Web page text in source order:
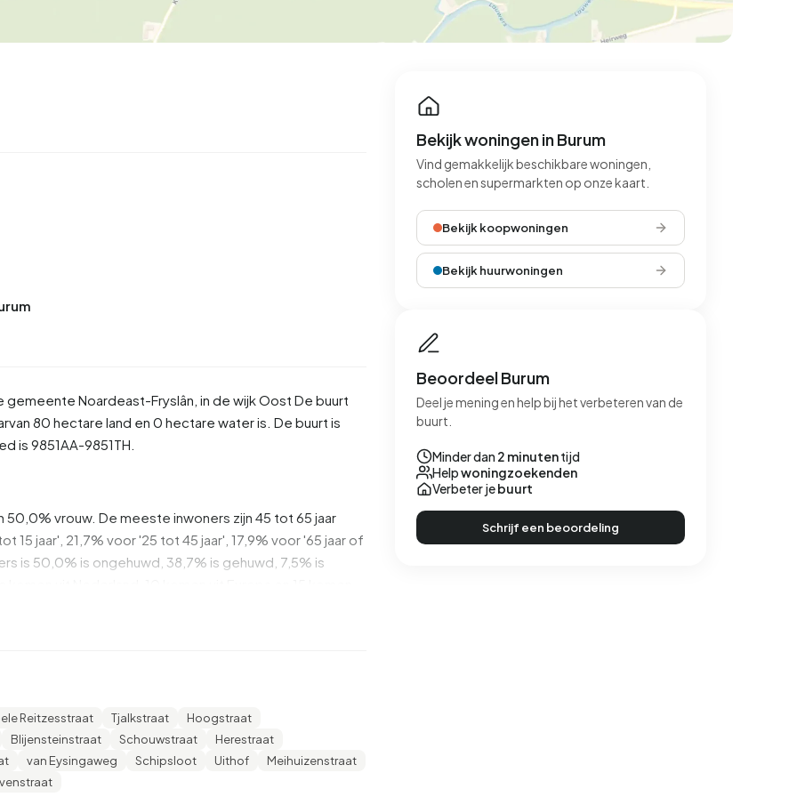
2-onder-1-kap
Kamers
gemeente Noardeast-Fryslân , in de wijkOost De buurt
80 hectare land en 0 hectare water is. De buurt is
is 9851AA-9851TH.
vrouw. De meeste inwoners zijn 45 tot 65 jaar
jaar', 21,7% voor '25 tot 45 jaar', 17,9% voor '65 jaar of
is 50,0% is ongehuwd, 38,7% is gehuwd, 7,5% is
van €35.800. Per inwoner ligt het gemiddelde
het nationale gemiddelde van €29.200. De meeste
heeft HAVO, VWO of MBO 2-4, 23,7% heeft HBO of
Reitzesstraat Tjalkstraat
Hoogstraat
Blijensteinstraat Schouwstraat
Herestraat
van Eysingaweg Schipsloot Uithof
Meihuizenstraat
Bekijk woningen in Burum
Vind gemakkelijk beschikbare woningen,
scholen en supermarkten op onze kaart.
Bekijk koopwoningen
Bekijk huurwoningen
Beoordeel Burum
Deel je mening en help bij het verbeteren van de
buurt.
Minder dan 2 minutentijd
Helpwoningzoekenden
Verbeter jebuurt
Schrijf een beoordeling